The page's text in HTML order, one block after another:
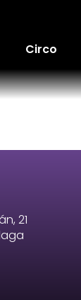
Circo
21